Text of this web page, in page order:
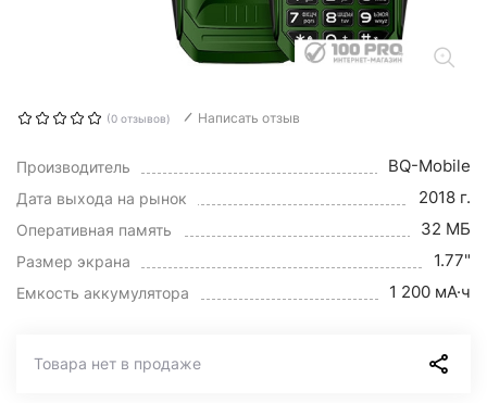
(0 отзывов) Написать отзыв
Производитель BQ-Mobile
Дата выхода на рынок 2018 г.
Оперативная память 32 МБ
Размер экрана 1.77"
Емкость аккумулятора 1 200 мА·ч
Товара нет в продаже